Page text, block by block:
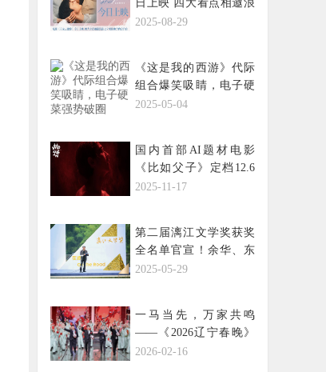
日上映 四大看点相邀浪
漫七夕观影助力约会告
2025-08-29
《这是我的西游》代际
组合爆笑吸睛，电子硬
菜强势破圈
2025-05-04
国内首部AI题材电影
《比如父子》定档12.6
——科技赋能从戏内延
2025-11-17
第二届漓江文学奖获奖
全名单官宣！余华、东
西、高兴等名家现场开
2025-05-29
一马当先，万家共鸣
——《2026辽宁春晚》
为您端上一桌“走心”的
2026-02-16